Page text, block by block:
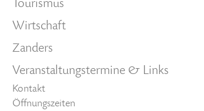
Tourismus
Wirtschaft
Zanders
Veranstaltungstermine & Links
Kontakt
Öffnungszeiten